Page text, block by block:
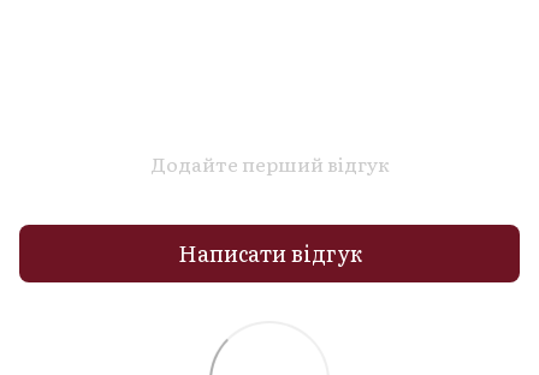
Додайте перший відгук
Написати відгук